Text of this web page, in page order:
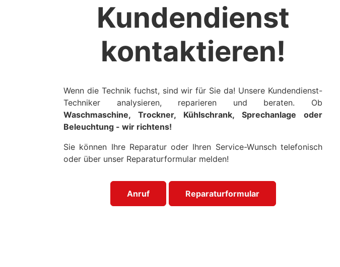
Kundendienst
kontaktieren!
Wenn die Technik fuchst, sind wir für Sie da! Unsere Kundendienst-
Techniker analysieren, reparieren und beraten. Ob
Waschmaschine, Trockner, Kühlschrank, Sprechanlage oder
Beleuchtung - wir richtens!
Sie können Ihre Reparatur oder Ihren Service-Wunsch telefonisch
oder über unser Reparaturformular melden!
Anruf Reparaturformular